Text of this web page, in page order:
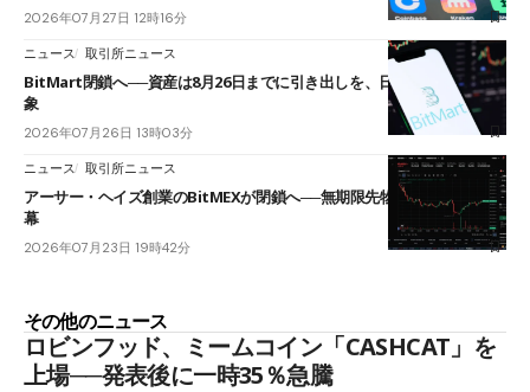
2026年07月27日 12時16分
ニュース 取引所ニュース
BitMart閉鎖へ──資産は8月26日までに引き出しを、日本人利用者も対
象
2026年07月26日 13時03分
ニュース 取引所ニュース
アーサー・ヘイズ創業のBitMEXが閉鎖へ──無期限先物を生んだ11年に
幕
2026年07月23日 19時42分
その他のニュース
ロビンフッド、ミームコイン「CASHCAT」を
上場──発表後に一時35％急騰